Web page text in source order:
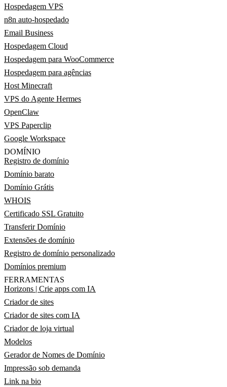
Hospedagem VPS
n8n auto-hospedado
Email Business
Hospedagem Cloud
Hospedagem para WooCommerce
Hospedagem para agências
Host Minecraft
VPS do Agente Hermes
OpenClaw
VPS Paperclip
Google Workspace
DOMÍNIO
Registro de domínio
Domínio barato
Domínio Grátis
WHOIS
Certificado SSL Gratuito
Transferir Domínio
Extensões de domínio
Registro de domínio personalizado
Domínios premium
FERRAMENTAS
Horizons | Crie apps com IA
Criador de sites
Criador de sites com IA
Criador de loja virtual
Modelos
Gerador de Nomes de Domínio
Impressão sob demanda
Link na bio